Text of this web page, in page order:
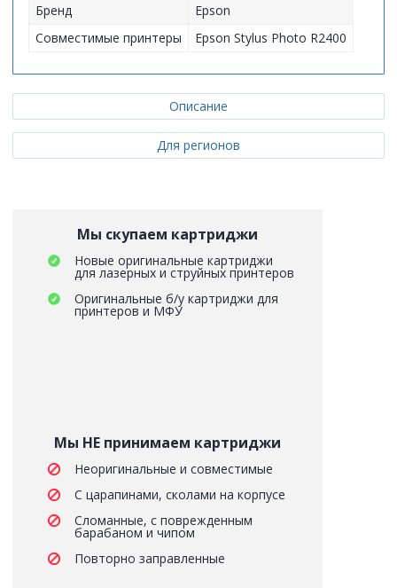
Бренд
Epson
Совместимые принтеры
Epson Stylus Photo R2400
Описание
Для регионов
Мы скупаем картриджи
Новые оригинальные картриджи
для лазерных и струйных принтеров
Оригинальные б/у картриджи для
принтеров и МФУ
Мы НЕ принимаем картриджи
Неоригинальные и совместимые
С царапинами, сколами на корпусе
Сломанные, с поврежденным
барабаном и чипом
Повторно заправленные